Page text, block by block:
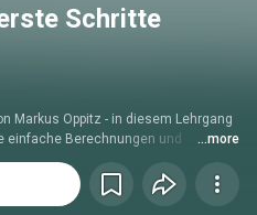
Schritte
Markus Oppitz - in diesem Lehrgang
einfache Berechnungen und
...more